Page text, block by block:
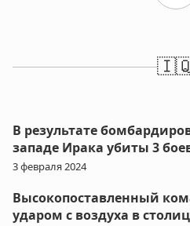
В результате
западе Ирака убиты 3
3 февраля 2024
Высокопоставленный
ударом с воздуха в